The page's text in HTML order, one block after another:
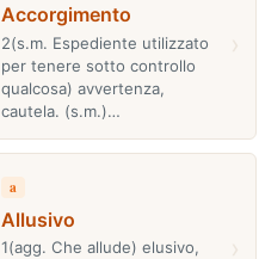
Accorgimento
2(s.m. Espediente utilizzato
per tenere sotto controllo
qualcosa) avvertenza,
cautela. (s.m.)…
a
Allusivo
1(agg. Che allude) elusivo,